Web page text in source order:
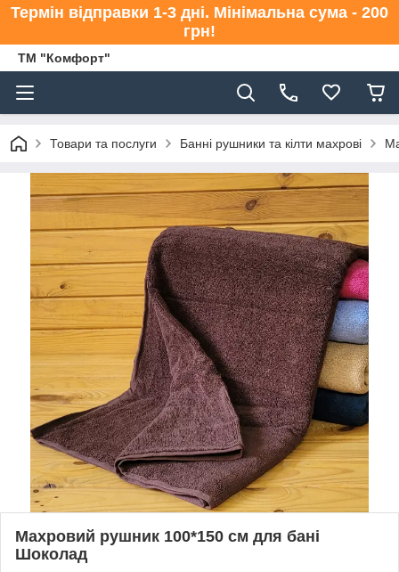
Термін відправки 1-3 дні. Мінімальна сума - 200
грн!
ТМ "Комфорт"
Товари та послуги Банні рушники та кілти махрові
Махровий рушник 100*150 см для бані
Шоколад